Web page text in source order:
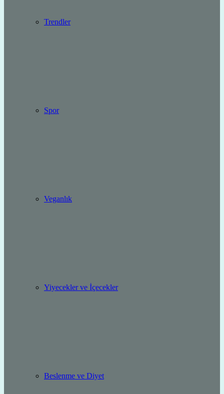
Trendler
Spor
Veganlık
Yiyecekler ve İçecekler
Beslenme ve Diyet